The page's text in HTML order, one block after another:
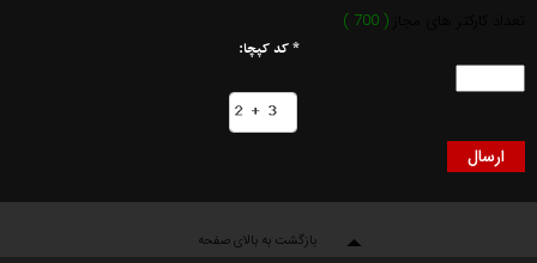
* کد کپچا:
بازگشت به بالای صفحه